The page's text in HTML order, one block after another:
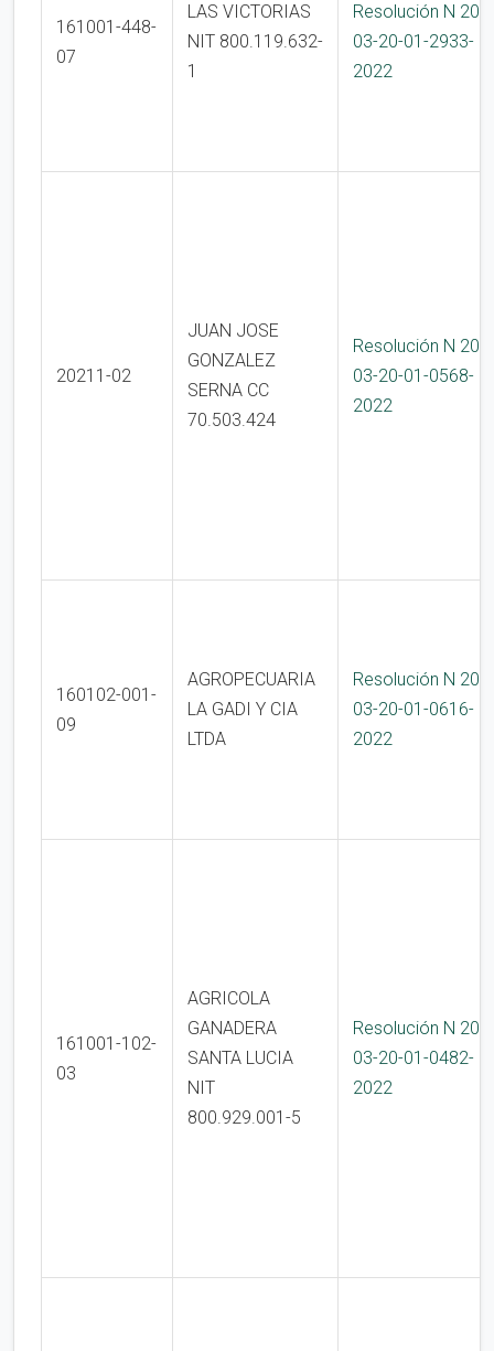
161001-448-
07
LAS VICTORIAS
NIT 800.119.632-
1
Resolución N 200-
03-20-01-2933-
2022
20211-02
JUAN JOSE
GONZALEZ
SERNA CC
70.503.424
Resolución N 200-
03-20-01-0568-
2022
160102-001-
09
AGROPECUARIA
LA GADI Y CIA
LTDA
Resolución N 200-
03-20-01-0616-
2022
161001-102-
03
AGRICOLA
GANADERA
SANTA LUCIA
NIT
800.929.001-5
Resolución N 200-
03-20-01-0482-
2022